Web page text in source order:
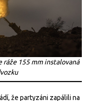
ráže 155 mm instalovaná
že partyzáni zapálili na